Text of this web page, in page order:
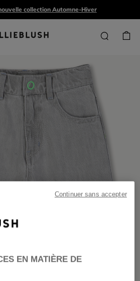
collection Automne-Hiver
EN MATIÈRE DE
Continuer sans accepter